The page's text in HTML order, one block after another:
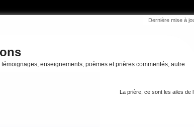
Dernière mise à
témoignages, enseignements, poèmes et prières commentés, autre
La prière, ce sont les ailes de